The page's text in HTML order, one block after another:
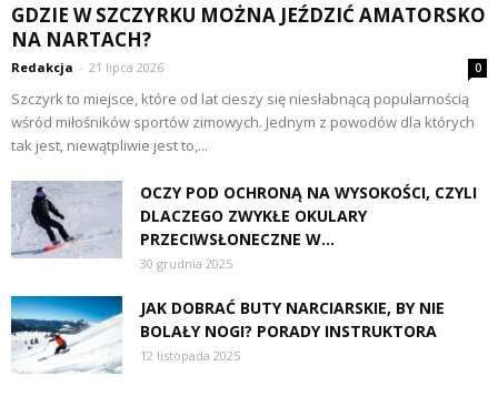
GDZIE W SZCZYRKU MOŻNA JEŹDZIĆ AMATORSKO
NA NARTACH?
Redakcja - 21 lipca 2026 0
Szczyrk to miejsce, które od lat cieszy się niesłabnącą popularnością
wśród miłośników sportów zimowych. Jednym z powodów dla których
tak jest, niewątpliwie jest to,...
OCZY POD OCHRONĄ NA WYSOKOŚCI, CZYLI
DLACZEGO ZWYKŁE OKULARY
PRZECIWSŁONECZNE W...
30 grudnia 2025
JAK DOBRAĆ BUTY NARCIARSKIE, BY NIE
BOLAŁY NOGI? PORADY INSTRUKTORA
12 listopada 2025